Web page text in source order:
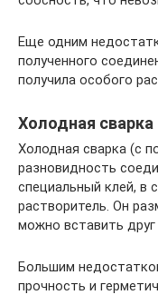
Еще одним
полученного
получила особого
Холодная сварка
Холодная сварка (с
разновидность
специальный клей, в
растворитель. Он
можно вставить друг
Большим
прочность и